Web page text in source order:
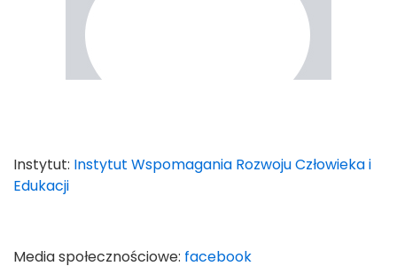
Instytut: Instytut Wspomagania Rozwoju Człowieka i
Edukacji
Media społecznościowe: facebook